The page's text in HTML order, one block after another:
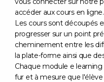
accéder aux cours en ligne.
Les cours sont découpés
progresser sur un point
cheminement entre les
la plate-forme ainsi que
Chaque module e
fur et à mesure que